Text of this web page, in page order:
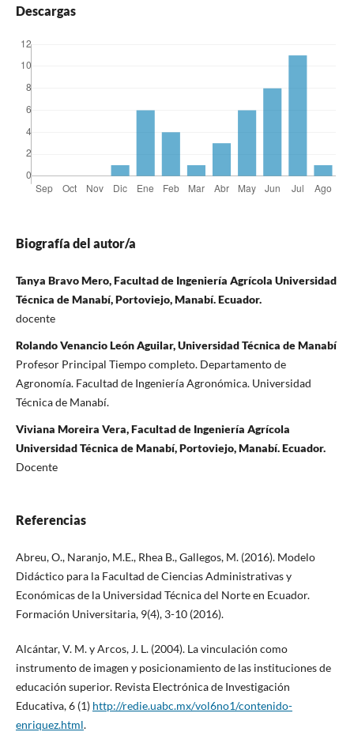
Descargas
Biografía del autor/a
Tanya Bravo Mero, Facultad de Ingeniería Agrícola Universidad
Técnica de Manabí, Portoviejo, Manabí. Ecuador.
docente
Rolando Venancio León Aguilar, Universidad Técnica de Manabí
Profesor Principal Tiempo completo. Departamento de
Agronomía. Facultad de Ingeniería Agronómica. Universidad
Técnica de Manabí.
Viviana Moreira Vera, Facultad de Ingeniería Agrícola
Universidad Técnica de Manabí, Portoviejo, Manabí. Ecuador.
Docente
Referencias
Abreu, O., Naranjo, M.E., Rhea B., Gallegos, M. (2016). Modelo
Didáctico para la Facultad de Ciencias Administrativas y
Económicas de la Universidad Técnica del Norte en Ecuador.
Formación Universitaria, 9(4), 3-10 (2016).
Alcántar, V. M. y Arcos, J. L. (2004). La vinculación como
instrumento de imagen y posicionamiento de las instituciones de
educación superior. Revista Electrónica de Investigación
Educativa, 6 (1) http://redie.uabc.mx/vol6no1/contenido-
enriquez.html.